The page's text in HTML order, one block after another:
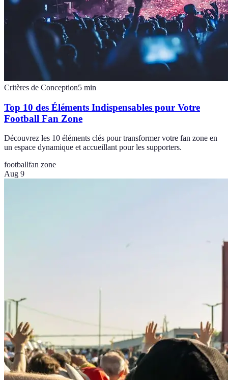
Critères de Conception5 min
Top 10 des Éléments Indispensables pour Votre
Football Fan Zone
Découvrez les 10 éléments clés pour transformer votre fan zone en
un espace dynamique et accueillant pour les supporters.
footballfan zone
Aug 9